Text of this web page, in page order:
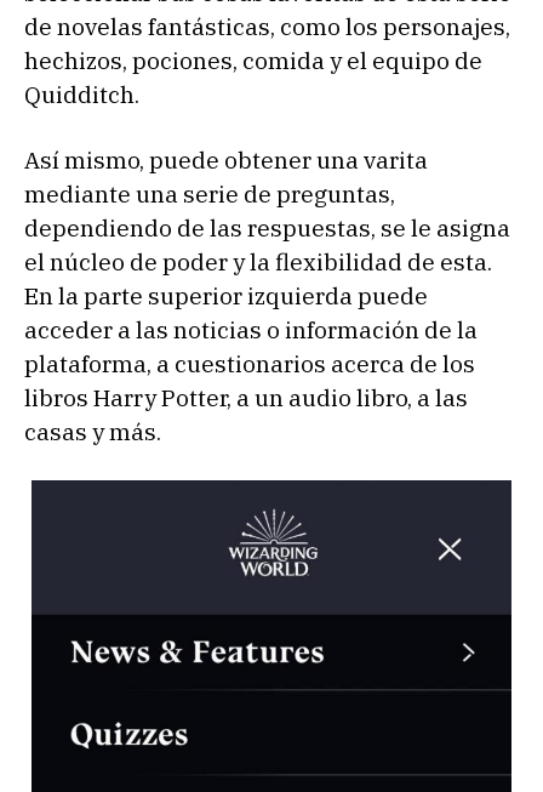
de novelas fantásticas, como los personajes,
hechizos, pociones, comida y el equipo de
Quidditch.
Así mismo, puede obtener una varita
mediante una serie de preguntas,
dependiendo de las respuestas, se le asigna
el núcleo de poder y la flexibilidad de esta.
En la parte superior izquierda puede
acceder a las noticias o información de la
plataforma, a cuestionarios acerca de los
libros Harry Potter, a un audio libro, a las
casas y más.